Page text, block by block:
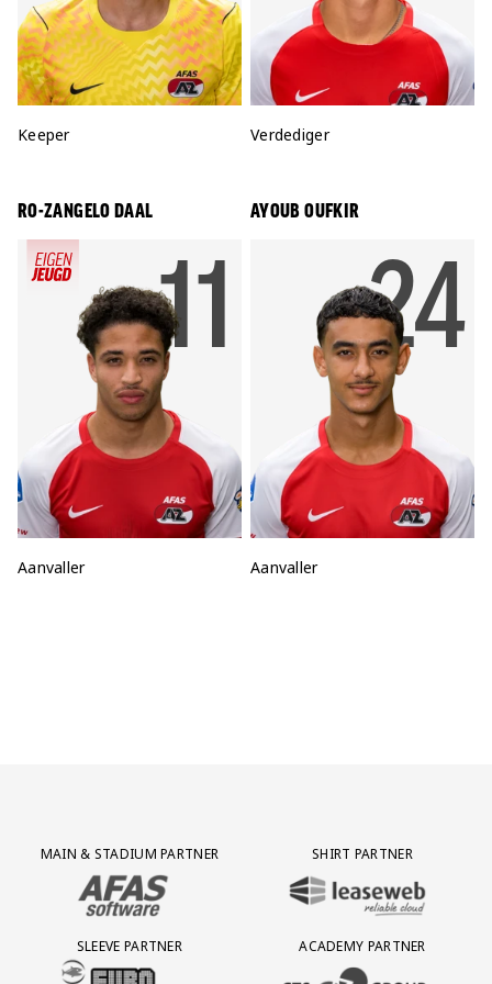
Positie:
Keeper Positie:
Verdediger
RO-ZANGELO DAAL
11
Positie:
Aanvaller
AYOUB OUFKIR
24
Positie:
Aanvaller
Partner Logos Grid
MAIN & STADIUM PARTNER
BEZOEK ONZE MAIN & STADIUM PARTNER AFAS SOFTWARE
SHIRT PARTNER
BEZOEK ONZE SHIRT PARTNER
SLEEVE PARTNER
BEZOEK ONZE SLEEVE PARTNER EUROJACKPOT
ACADEMY PARTNER
BEZOEK ONZE ACADEMY